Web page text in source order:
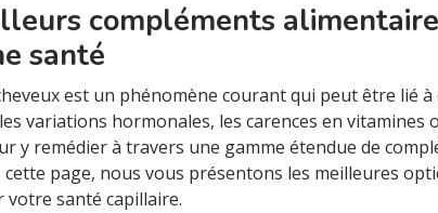
compléments
santé
est un phénomène courant qui peut être lié
variations hormonales, les carences en vitamines
y remédier à travers une gamme étendue de
cette page, nous vous présentons les meilleures
votre santé capillaire.